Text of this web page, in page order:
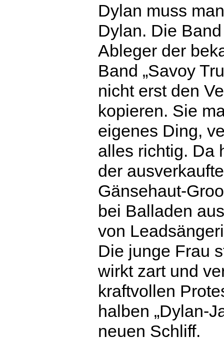
Dylan muss
Dylan. Die Band
Ableger der
Band „Savoy
nicht erst den
kopieren. Sie
eigenes Ding,
alles richtig. Da
der
Gänsehaut-
bei Balladen
von
Die junge Frau
wirkt zart und
kraftvollen
halben „Dylan-
neuen Schliff.